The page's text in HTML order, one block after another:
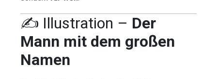
✍️ Illustration – Der
Mann mit dem großen
Namen